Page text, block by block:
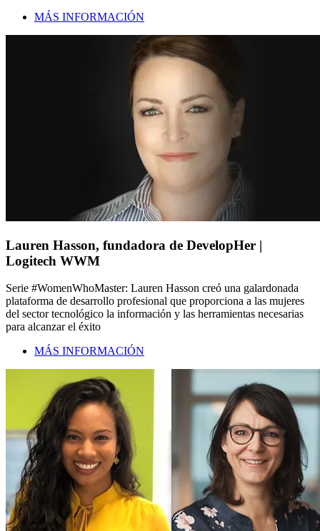
MÁS INFORMACIÓN
Lauren Hasson, fundadora de DevelopHer |
Logitech WWM
Serie #WomenWhoMaster: Lauren Hasson creó una galardonada
plataforma de desarrollo profesional que proporciona a las mujeres
del sector tecnológico la información y las herramientas necesarias
para alcanzar el éxito
MÁS INFORMACIÓN